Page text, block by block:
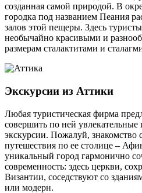
созданная самой природой. В
городка под названием Пеания
залов этой пещеры. Здесь
необычайно красивыми и
размерам сталактитами и
Экскурсии из Аттики
Любая туристическая фирма
совершить по ней
экскурсии. Пожалуй, знакомство
путешествия по ее столице –
уникальный город гармонично
современность: здесь церкви,
Византии, соседствуют со
или модерн.